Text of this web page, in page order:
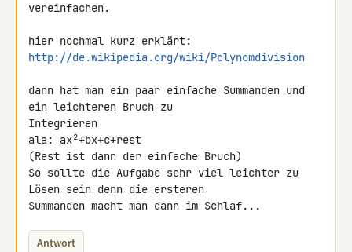
vereinfachen.
http://de.wikipedia.org/wiki/Polynomdivision
dann hat man ein paar einfache Summanden und
ein leichteren Bruch zu
Integrieren
ala: ax²+bx+c+rest
(Rest ist dann der einfache Bruch)
So sollte die Aufgabe sehr viel leichter zu
Lösen sein denn die ersteren
Summanden macht man dann im Schlaf...
Antwort